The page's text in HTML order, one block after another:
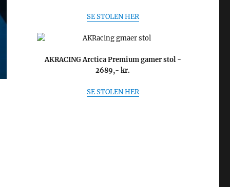
SE STOLEN HER
AKRACING Arctica Premium gamer stol -
2689,- kr.
SE STOLEN HER